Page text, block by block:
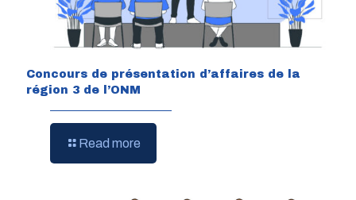
Concours de présentation d’affaires de la
région 3 de l’ONM
Read more